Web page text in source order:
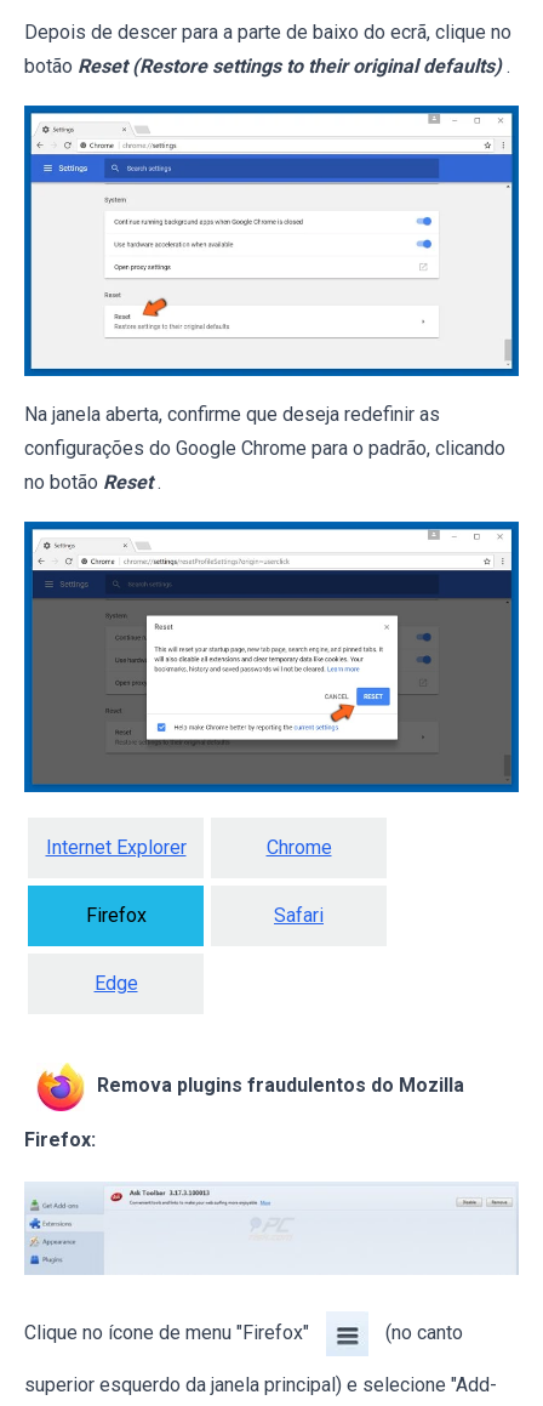
Depois de descer para a parte de baixo do ecrã, clique no
botão Reset (Restore settings to their original defaults) .
Na janela aberta, confirme que deseja redefinir as
configurações do Google Chrome para o padrão, clicando
no botão Reset .
Internet Explorer Chrome
Firefox Safari
Edge
Remova plugins fraudulentos do Mozilla
Firefox:
Clique no ícone de menu "Firefox" (no canto
superior esquerdo da janela principal) e selecione "Add-